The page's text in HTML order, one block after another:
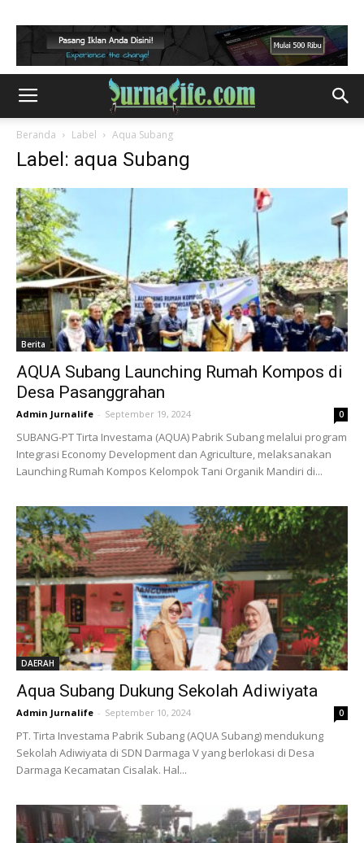
Beranda Label Aqua Subang
Label: aqua Subang
Berita
AQUA Subang Launching Rumah Kompos di
Desa Pasanggrahan
Admin Jurnalife - September 19, 2024 0
SUBANG-PT Tirta Investama (AQUA) Pabrik Subang melalui program
Integrasi Economy Development dan Agriculture, melaksanakan
Launching Rumah Kompos Kelompok Tani Organik Mandiri di...
DAERAH
Aqua Subang Dukung Sekolah Adiwiyata
Admin Jurnalife - September 10, 2024 0
PT. Tirta Investama Pabrik Subang (AQUA Subang) mendukung
Sekolah Adiwiyata di SDN Darmaga V yang berlokasi di Desa
Darmaga Kecamatan Cisalak. Hal...